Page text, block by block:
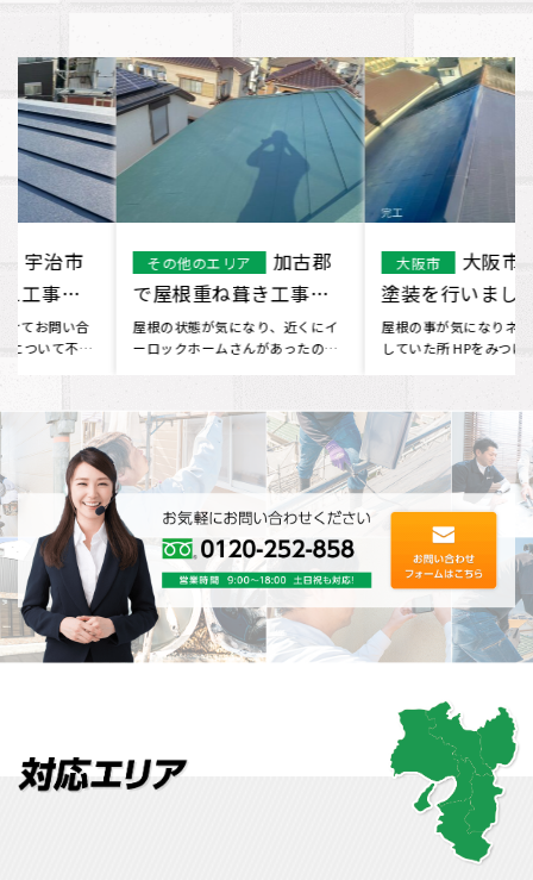
その他のエリア
加古郡
で屋根重ね葺き工事を
行いました。
屋根の状態が気になり、近くにイ
ーロックホームさんがあったので
大阪市
大阪市で屋根
塗装を行いました。
屋根の事が気になりネットで検索
していた所 HPをみつけて問い合わ